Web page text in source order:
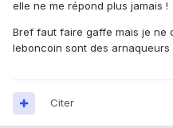
elle ne me répond plus jamais !
Bref faut faire gaffe mais je ne
leboncoin sont des arnaqueurs
Citer